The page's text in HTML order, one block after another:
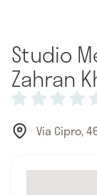
Studio
Zahran
Via Cipro,